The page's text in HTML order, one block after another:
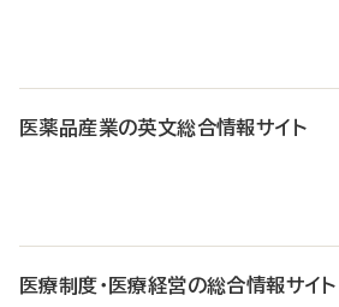
医薬品産業の英文総合情報サイト
医療制度・医療経営の総合情報サイト